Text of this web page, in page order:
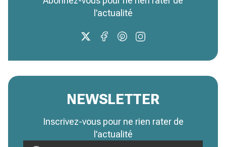
l’actualité
NEWSLETTER
Inscrivez-vous pour ne rien rater de
l’actualité